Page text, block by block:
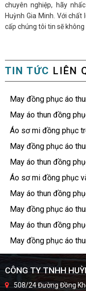
chuyên nghiệp, hãy
Huỳnh Gia Minh. Với
cấp chúng tôi tin sẽ
TIN TỨC LIÊN
May đồng phục áo
May áo thun đồng
Áo sơ mi đồng phục
May đồng phục áo
May áo thun đồng
Áo sơ mi đồng phục
May áo thun đồng
May đồng phục áo
May áo thun đồng
May đồng phục áo
CÔNG TY TNHH
508/24 Đường Đồng